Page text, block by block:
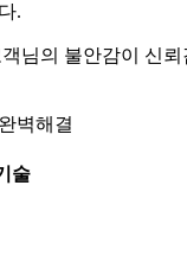
.
님의 불안감이 신뢰
벽해결
술